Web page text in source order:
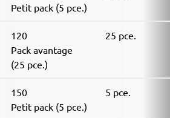
Petit pack (5 pce.)
120
Pack avantage
(25 pce.)
25 pce.
150
Petit pack (5 pce.)
5 pce.